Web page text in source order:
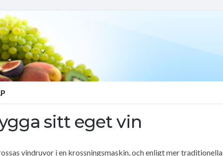
sitt eget vin
vindruvor i en krossningsmaskin, och enligt mer traditionella